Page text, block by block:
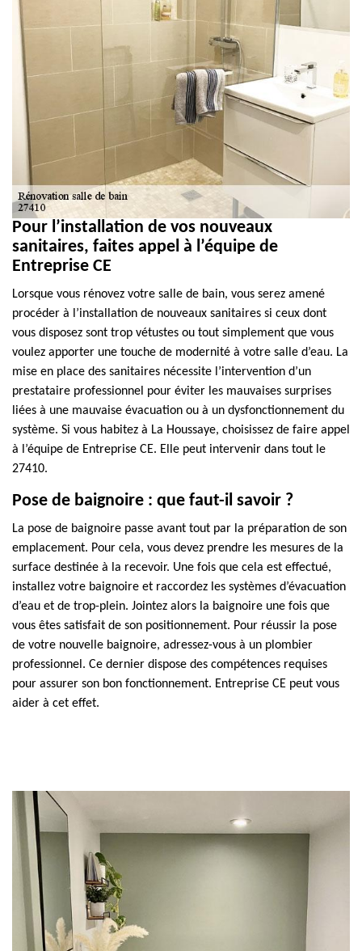
Pour l’installation de vos nouveaux
sanitaires, faites appel à l’équipe de
Entreprise CE
Lorsque vous rénovez votre salle de bain, vous serez amené
procéder à l’installation de nouveaux sanitaires si ceux dont
vous disposez sont trop vétustes ou tout simplement que vous
voulez apporter une touche de modernité à votre salle d’eau. La
mise en place des sanitaires nécessite l’intervention d’un
prestataire professionnel pour éviter les mauvaises surprises
liées à une mauvaise évacuation ou à un dysfonctionnement du
système. Si vous habitez à La Houssaye, choisissez de faire appel
à l’équipe de Entreprise CE. Elle peut intervenir dans tout le
27410.
Pose de baignoire : que faut-il savoir ?
La pose de baignoire passe avant tout par la préparation de son
emplacement. Pour cela, vous devez prendre les mesures de la
surface destinée à la recevoir. Une fois que cela est effectué,
installez votre baignoire et raccordez les systèmes d’évacuation
d’eau et de trop-plein. Jointez alors la baignoire une fois que
vous êtes satisfait de son positionnement. Pour réussir la pose
de votre nouvelle baignoire, adressez-vous à un plombier
professionnel. Ce dernier dispose des compétences requises
pour assurer son bon fonctionnement. Entreprise CE peut vous
aider à cet effet.